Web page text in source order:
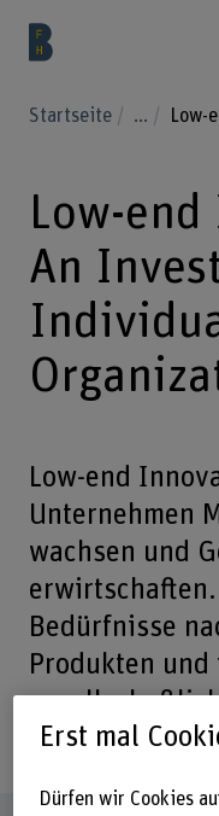
Startseite ...
Low-
An
Low-end
Unternehmen
wachsen und
Bedürfnisse
Produkten
zu lösen.
Erst mal
Dürfen wir Cookies